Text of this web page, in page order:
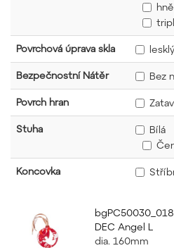
Povrchová úprava skla
Bezpečnostní Nátěr Bez
Povrch hran
Stuha Bílá
Koncovka
bgPC50030_018
DEC Angel L
dia. 160mm